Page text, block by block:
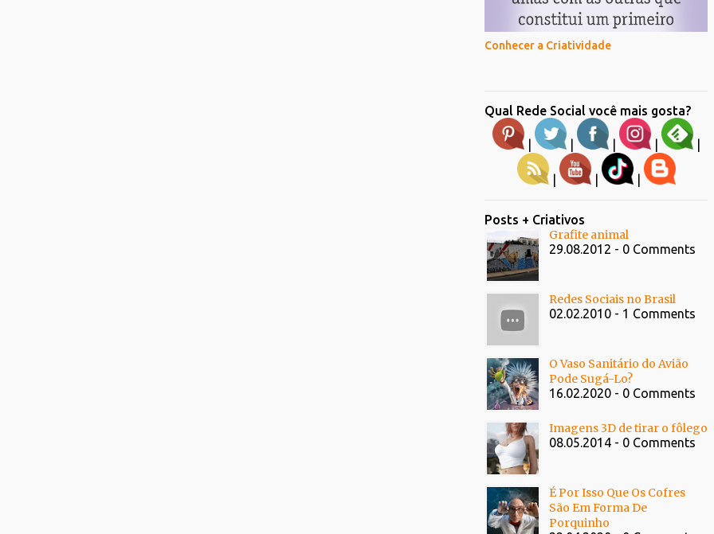
Conhecer a Criatividade
Qual Rede Social você mais gosta?
| | | | |
| | |
Posts + Criativos
Grafite animal
29.08.2012 - 0 Comments
Redes Sociais no Brasil
02.02.2010 - 1 Comments
O Vaso Sanitário do Avião
Pode Sugá-Lo?
16.02.2020 - 0 Comments
Imagens 3D de tirar o fôlego
08.05.2014 - 0 Comments
É Por Isso Que Os Cofres
São Em Forma De
Porquinho